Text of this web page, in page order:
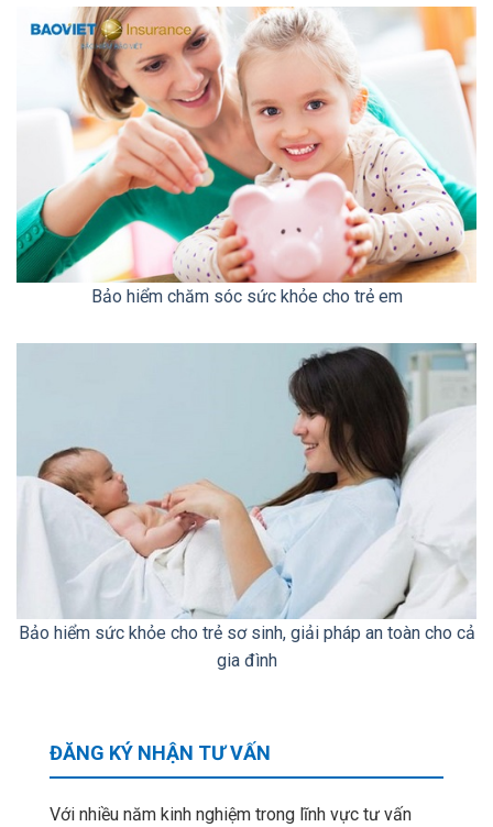
Bảo hiểm chăm sóc sức khỏe cho trẻ em
Bảo hiểm sức khỏe cho trẻ sơ sinh, giải pháp an toàn cho cả
gia đình
ĐĂNG KÝ NHẬN TƯ VẤN
Với nhiều năm kinh nghiệm trong lĩnh vực tư vấn